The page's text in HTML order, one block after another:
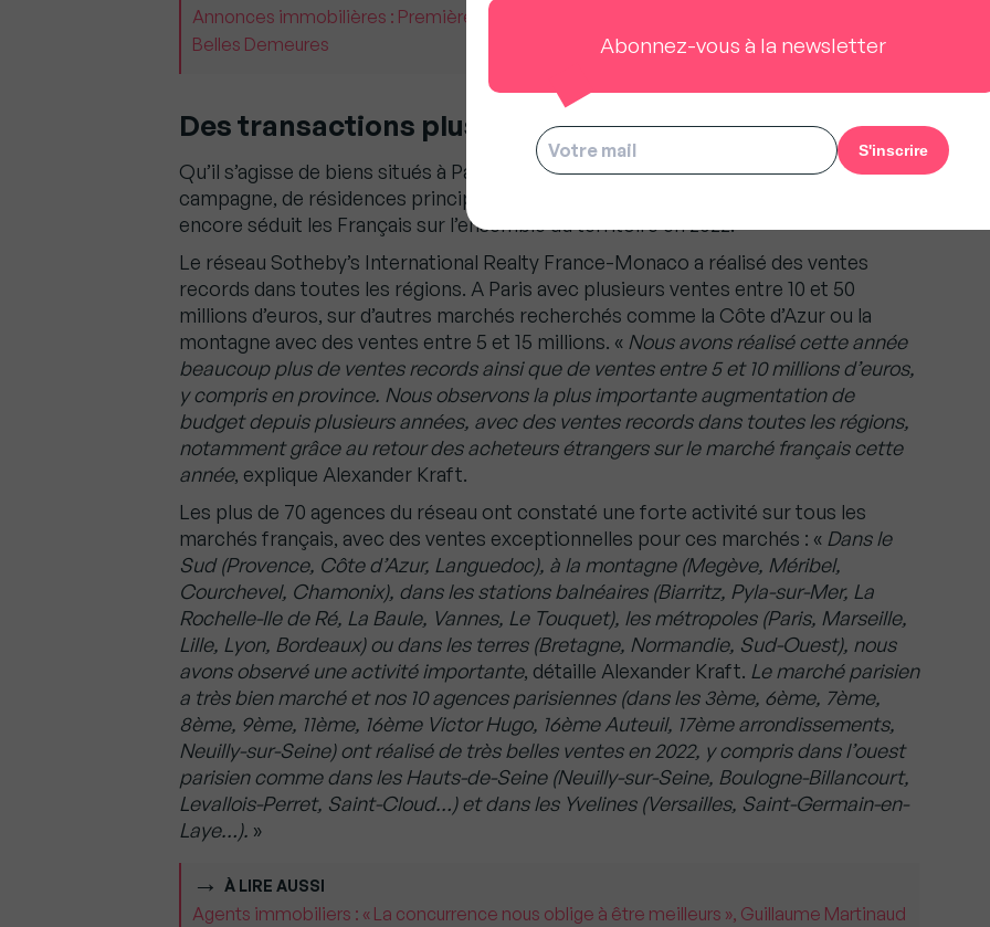
Annonces immobilières : Première position garantie avec Priority & Top Position de
Belles Demeures
Des transactions plus élevées partout en France
Qu’il s’agisse de biens situés à Paris, dans de grandes métropoles ou plutôt à la
campagne, de résidences principales ou secondaires, l’immobilier de prestige a
encore séduit les Français sur l’ensemble du territoire en 2022.
Le réseau Sotheby’s International Realty France-Monaco a réalisé des ventes
records dans toutes les régions. A Paris avec plusieurs ventes entre 10 et 50
millions d’euros, sur d’autres marchés recherchés comme la Côte d’Azur ou la
montagne avec des ventes entre 5 et 15 millions. « Nous avons réalisé cette année
beaucoup plus de ventes records ainsi que de ventes entre 5 et 10 millions d’euros,
y compris en province. Nous observons la plus importante augmentation de
budget depuis plusieurs années, avec des ventes records dans toutes les régions,
notamment grâce au retour des acheteurs étrangers sur le marché français cette
année, explique Alexander Kraft.
Les plus de 70 agences du réseau ont constaté une forte activité sur tous les
marchés français, avec des ventes exceptionnelles pour ces marchés : « Dans le
Sud (Provence, Côte d’Azur, Languedoc), à la montagne (Megève, Méribel,
Courchevel, Chamonix), dans les stations balnéaires (Biarritz, Pyla-sur-Mer, La
Rochelle-Ile de Ré, La Baule, Vannes, Le Touquet), les métropoles (Paris, Marseille,
Lille, Lyon, Bordeaux) ou dans les terres (Bretagne, Normandie, Sud-Ouest), nous
avons observé une activité importante, détaille Alexander Kraft. Le marché parisien
a très bien marché et nos 10 agences parisiennes (dans les 3ème, 6ème, 7ème,
8ème, 9ème, 11ème, 16ème Victor Hugo, 16ème Auteuil, 17ème arrondissements,
Neuilly-sur-Seine) ont réalisé de très belles ventes en 2022, y compris dans l’ouest
parisien comme dans les Hauts-de-Seine (Neuilly-sur-Seine, Boulogne-Billancourt,
Levallois-Perret, Saint-Cloud…) et dans les Yvelines (Versailles, Saint-Germain-en-
Laye…). »
À LIRE AUSSI
Agents immobiliers : « La concurrence nous oblige à être meilleurs », Guillaume Martinaud
Abonnez-vous à la newsletter